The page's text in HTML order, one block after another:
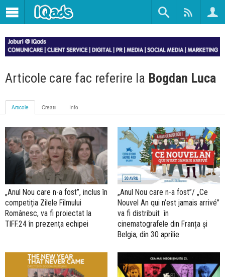
Articole care fac referire la Bogdan Luca
Articole Creatii Info
„Anul Nou care n-a fost”, inclus în
competiția Zilele Filmului
Românesc, va fi proiectat la
TIFF.24 în prezența echipei
„Anul Nou care n-a fost”/ „Ce
Nouvel An qui n’est jamais arrivé”
va fi distribuit în
cinematografele din Franța și
Belgia, din 30 aprilie